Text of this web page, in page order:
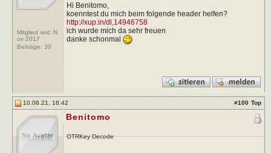
Mitglied seit: N
ov 2017
Beiträge: 30
Hi Benitomo,
koenntest du mich beim folgende header helfen?
http://xup.in/dl,14946758
ich wurde mich da sehr freuen
danke schonmal
10.08.21, 18:42 #100 Top
Benitomo
OTRKey Decode